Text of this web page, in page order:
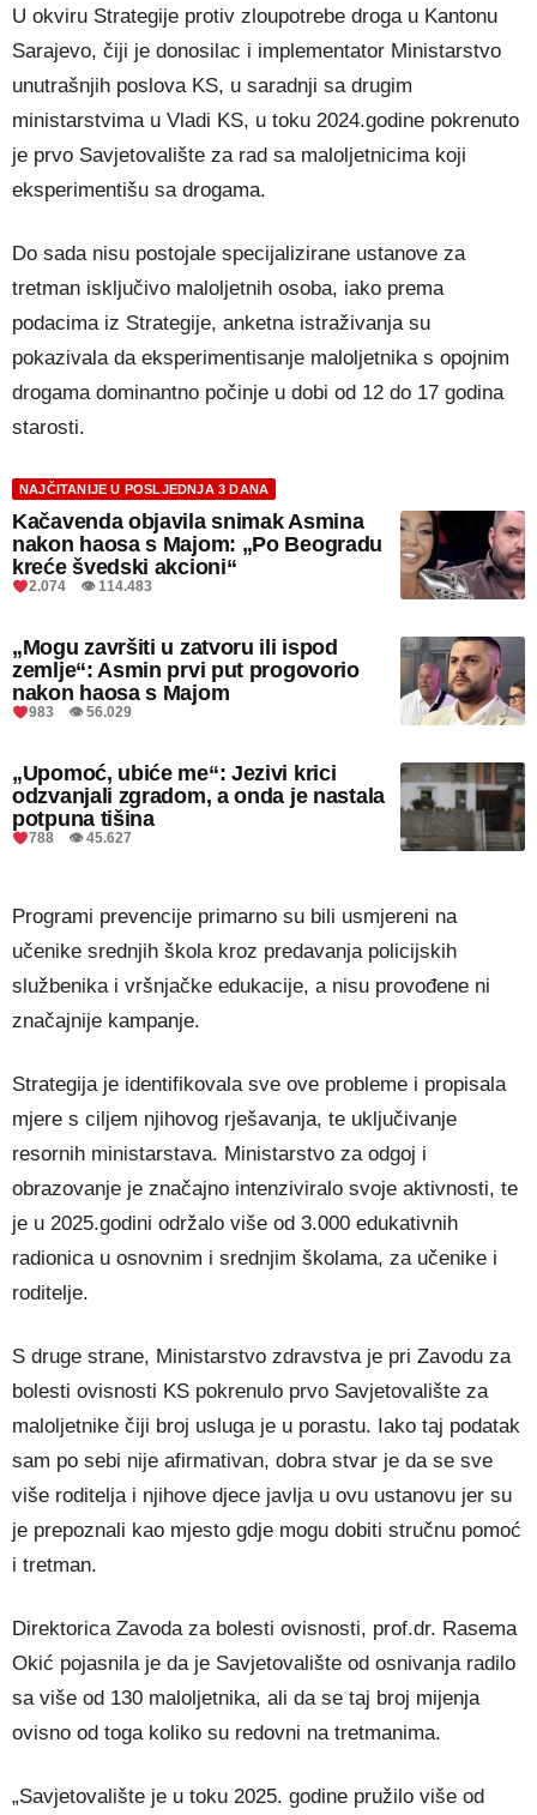
U okviru Strategije protiv zloupotrebe droga u Kantonu
Sarajevo, čiji je donosilac i implementator Ministarstvo
unutrašnjih poslova KS, u saradnji sa drugim
ministarstvima u Vladi KS, u toku 2024.godine pokrenuto
je prvo Savjetovalište za rad sa maloljetnicima koji
eksperimentišu sa drogama.
Do sada nisu postojale specijalizirane ustanove za
tretman isključivo maloljetnih osoba, iako prema
podacima iz Strategije, anketna istraživanja su
pokazivala da eksperimentisanje maloljetnika s opojnim
drogama dominantno počinje u dobi od 12 do 17 godina
starosti.
NAJČITANIJE U POSLJEDNJA 3 DANA
Kačavenda objavila snimak Asmina
nakon haosa s Majom: „Po Beogradu
kreće švedski akcioni“
2.074 👁 114.483
„Mogu završiti u zatvoru ili ispod
zemlje“: Asmin prvi put progovorio
nakon haosa s Majom
983 👁 56.029
„Upomoć, ubiće me“: Jezivi krici
odzvanjali zgradom, a onda je nastala
potpuna tišina
788 👁 45.627
Programi prevencije primarno su bili usmjereni na
učenike srednjih škola kroz predavanja policijskih
službenika i vršnjačke edukacije, a nisu provođene ni
značajnije kampanje.
Strategija je identifikovala sve ove probleme i propisala
mjere s ciljem njihovog rješavanja, te uključivanje
resornih ministarstava. Ministarstvo za odgoj i
obrazovanje je značajno intenziviralo svoje aktivnosti, te
je u 2025.godini održalo više od 3.000 edukativnih
radionica u osnovnim i srednjim školama, za učenike i
roditelje.
S druge strane, Ministarstvo zdravstva je pri Zavodu za
bolesti ovisnosti KS pokrenulo prvo Savjetovalište za
maloljetnike čiji broj usluga je u porastu. Iako taj podatak
sam po sebi nije afirmativan, dobra stvar je da se sve
više roditelja i njihove djece javlja u ovu ustanovu jer su
je prepoznali kao mjesto gdje mogu dobiti stručnu pomoć
i tretman.
Direktorica Zavoda za bolesti ovisnosti, prof.dr. Rasema
Okić pojasnila je da je Savjetovalište od osnivanja radilo
sa više od 130 maloljetnika, ali da se taj broj mijenja
ovisno od toga koliko su redovni na tretmanima.
„Savjetovalište je u toku 2025. godine pružilo više od